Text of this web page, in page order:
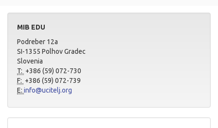
MIB EDU
Podreber 12a
SI-1355 Polhov Gradec
Slovenia
T: +386 (59) 072-730
F: +386 (59) 072-739
E: info@ucitelj.org